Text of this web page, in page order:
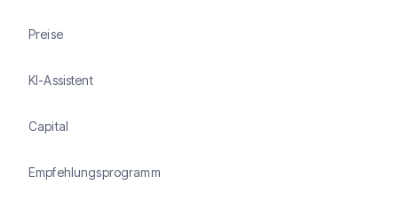
Preise
KI-Assistent
Capital
Empfehlungsprogramm